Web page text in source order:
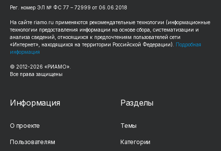
Рег. номер ЭЛ № ФС 77 – 72999 от 06.06.2018
На сайте riamo.ru применяются рекомендательные технологии (информационные
технологии предоставления информации на основе сбора, систематизации и
анализа сведений, относящихся к предпочтениям пользователей сети
«Интернет», находящихся на территории Российской Федерации). Подробная
информация
© 2012-2026 «РИАМО».
Все права защищены
Информация
О проекте
Пользователям
Разделы
Темы
Категории